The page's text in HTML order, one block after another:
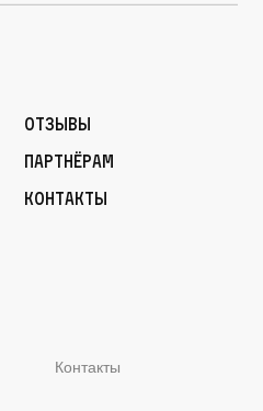
Отзывы
Партнёрам
Контакты
Контакты